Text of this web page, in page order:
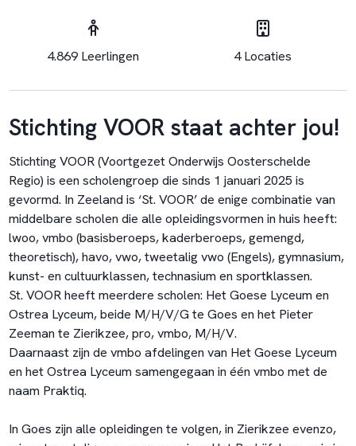
4.869 Leerlingen 4 Locaties
Stichting VOOR staat achter jou!
Stichting VOOR (Voortgezet Onderwijs Oosterschelde
Regio) is een scholengroep die sinds 1 januari 2025 is
gevormd. In Zeeland is ‘St. VOOR’ de enige combinatie van
middelbare scholen die alle opleidingsvormen in huis heeft:
lwoo, vmbo (basisberoeps, kaderberoeps, gemengd,
theoretisch), havo, vwo, tweetalig vwo (Engels), gymnasium,
kunst- en cultuurklassen, technasium en sportklassen.
St. VOOR heeft meerdere scholen: Het Goese Lyceum en
Ostrea Lyceum, beide M/H/V/G te Goes en het Pieter
Zeeman te Zierikzee, pro, vmbo, M/H/V.
Daarnaast zijn de vmbo afdelingen van Het Goese Lyceum
en het Ostrea Lyceum samengegaan in één vmbo met de
naam Praktiq.
In Goes zijn alle opleidingen te volgen, in Zierikzee evenzo,